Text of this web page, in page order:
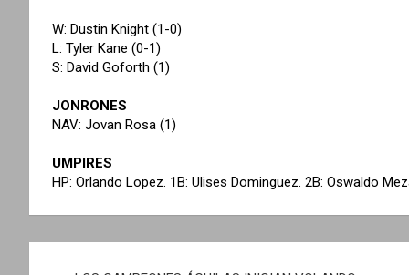
W: Dustin Knight (1-0)
L: Tyler Kane (0-1)
S: David Goforth (1)
JONRONES
NAV: Jovan Rosa (1)
UMPIRES
HP: Orlando Lopez. 1B: Ulises Dominguez. 2B: Oswaldo